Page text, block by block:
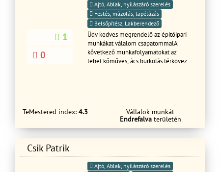
1
0
Ajtó, Ablak, nyílászáró szerelés
Festés, mázolás, tapétázás
Belsőpítész, Lakberendező
Üdv kedves megrendelő az építőipari
munkákat válalom csapatommalA
kővetkező munkafolyamatokat az
lehet:kőműves, ács burkolás térkövezés
TeMestered index: 4.3
Vállalok munkát
Endrefalvaterületén
Csik Patrik
Ajtó, Ablak, nyílászáró szerelés